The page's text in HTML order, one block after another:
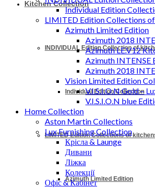
Kitchen Collection
INDIVIDUAL Edition Collection of
Individual Edition Collection
LIMITED Edition Collections of
Azimuth Limited Edition
Individual Edition
LIMITED Edition Collections
Azimuth Limited Edition
Azimuth 2018
Azimuth LE.V12
Azimuth INTENSE
Azimuth 2018
Vision Limited Edition
V.I.S.I.O.N Gold –
V.I.S.I.O.N blue
Home Collection
Aston Martin Collections
Lux Furnishing Collection
Крісла & Launge
Дивани
Ліжка
Колекції
Офіс & Кабінет